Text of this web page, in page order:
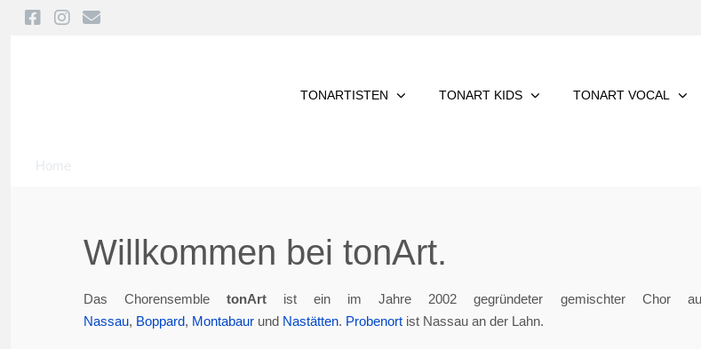
TONARTISTEN TONART KIDS TONART VOCAL
Home
Willkommen bei tonArt.
Das ChorensembletonArt ist ein im Jahre 2002 gegründeter gemischter Chor
Nassau, Boppard, Montabaur und Nastätten. Probenort ist Nassau an der Lahn.